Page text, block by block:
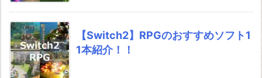
【Switch2】RPGのおすすめソフト1
1本紹介！！